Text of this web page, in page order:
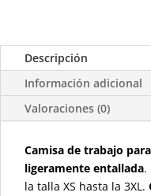
Descripción
Información adicional
Valoraciones (0)
Camisa de trabajo
ligeramente entallada.
la talla XS hasta la 3XL.